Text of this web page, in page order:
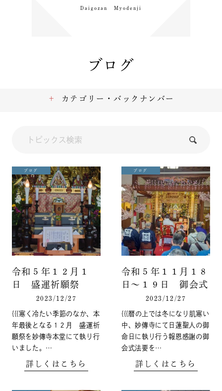
Daigozan Myodenji
ブログ
ブログ
令和５年１２月１
日 盛運祈願祭
2023/12/27
{{{寒く冷たい季節のなか、本
年最後となる１２月 盛運祈
願祭を妙傳寺本堂にて執り行
いました。…
詳しくはこちら
ブログ
令和５年１１月１８
日～１９日 御会式
2023/12/27
{{{暦の上では冬になり肌寒い
中、妙傳寺にて日蓮聖人の御
命日に執り行う報恩感謝の御
会式法要を…
詳しくはこちら
カテゴリー・バックナンバー